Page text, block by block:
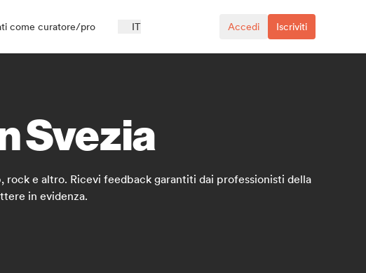
come curatore/pro IT Accedi Iscriviti
Svezia
e altro. Ricevi feedback garantiti dai professionisti della
in evidenza.